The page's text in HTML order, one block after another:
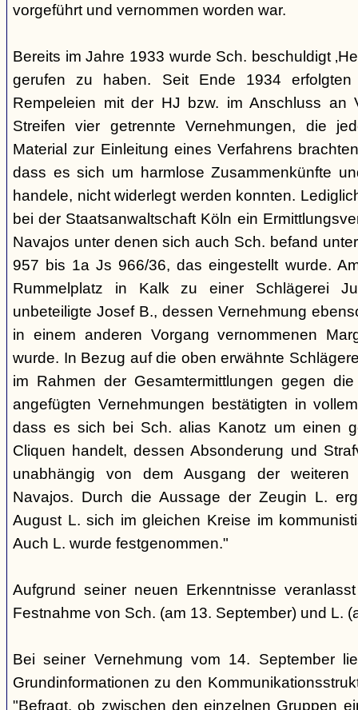
vorgeführt und vernommen worden war.
Bereits im Jahre 1933 wurde Sch. beschuldigt
gerufen zu haben. Seit Ende 1934
Rempeleien mit der HJ bzw. im Anschluss an
Streifen vier getrennte Vernehmungen, die
Material zur Einleitung eines Verfahrens
dass es sich um harmlose Zusammenkünfte
handele, nicht widerlegt werden konnten.
bei der Staatsanwaltschaft Köln ein
Navajos unter denen sich auch Sch. befand
957 bis 1a Js 966/36, das eingestellt wurde.
Rummelplatz in Kalk zu einer Schlägerei
unbeteiligte Josef B., dessen Vernehmung
in einem anderen Vorgang vernommenen
wurde. In Bezug auf die oben erwähnte
im Rahmen der Gesamtermittlungen gegen
angefügten Vernehmungen bestätigten in
dass es sich bei Sch. alias Kanotz um einen
Cliquen handelt, dessen Absonderung und
unabhängig von dem Ausgang der weiteren
Navajos. Durch die Aussage der Zeugin L.
August L. sich im gleichen Kreise im
Auch L. wurde festgenommen."
Aufgrund seiner neuen Erkenntnisse
Festnahme von Sch. (am 13. September) und L.
Bei seiner Vernehmung vom 14. September
Grundinformationen zu den
"Befragt, ob zwischen den einzelnen Gruppen